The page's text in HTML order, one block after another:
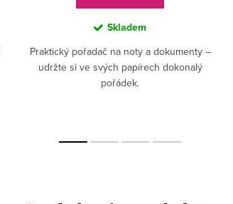
Skladem
Praktický pořadač na noty a dokumenty –
udržte si ve svých papírech dokonalý
pořádek.